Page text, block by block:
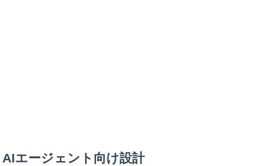
AIエージェント向け設計